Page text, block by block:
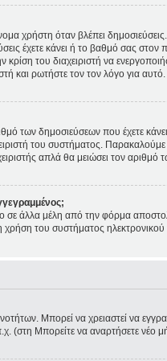
όταν βλέπει
έχετε κάνει ή το βαθμό σας
του διαχειριστή να
και ρωτήστε τον τον λόγο για αυτό.
δημοσιεύσεων που έχετε κάνει
του συστήματος.
απλά θα μειώσει τον
άλλα μέλη από την φόρμα
χρήση του συστήματος
Μπορεί να χρειαστεί να
(στη Μπορείτε να αναρτήσετε νέο